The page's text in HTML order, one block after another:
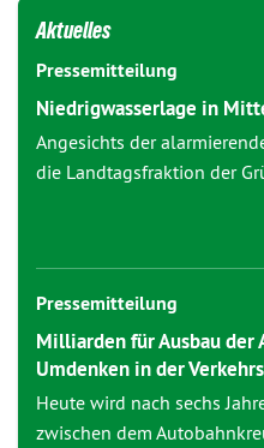
Aktuelles
Pressemitteilung
Niedrigwasserlage in
Angesichts der
die Landtagsfraktion der
Pressemitteilung
Milliarden für Ausbau der
Umdenken in der
Heute wird nach sechs
zwischen dem